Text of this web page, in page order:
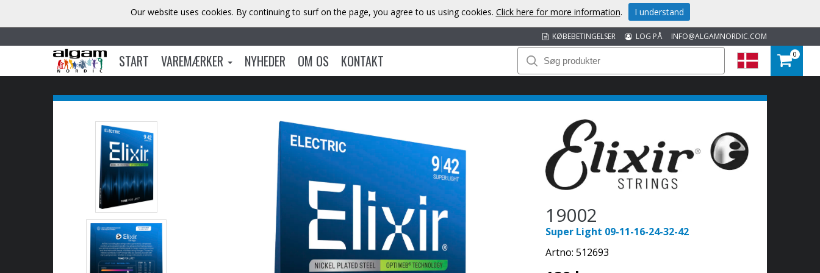
INFO@ALGAMNORDIC.COM
LOG PÅ
KØBEBETINGELSER
START VAREMÆRKER NYHEDER OM OS KONTAKT 0
19002
Super Light 09-11-16-24-32-42
Artno: 512693
Our website uses cookies. By continuing to surf on the page, you agree to us using cookies. Click here for more information. I understand